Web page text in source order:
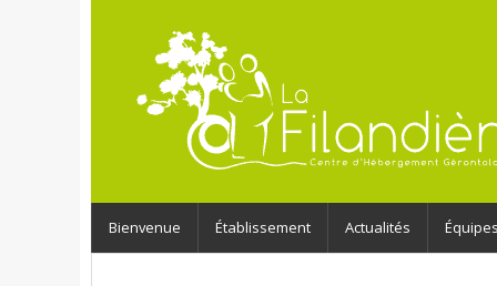
Bienvenue Établissement Actualités Équipes